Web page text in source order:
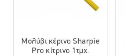
Μολύβι κέρινο Sharpie
Pro κίτρινο 1τμχ.